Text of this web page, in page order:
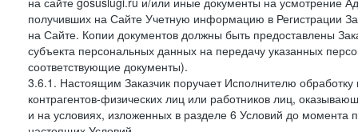
получивших на Сайте Учетную информацию в Регистрации
на Сайте. Копии документов должны быть предоставлены
субъекта персональных данных на передачу указанных
соответствующие документы).
3.6.1. Настоящим Заказчик поручает Исполнителю
контрагентов-физических лиц или работников лиц,
и на условиях, изложенных в разделе 6 Условий до момента